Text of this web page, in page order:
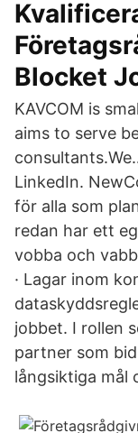
Blocket
KAVCOM is
aims to serve
LinkedIn.
för alla som
redan har ett
vobba och
· Lagar inom
jobbet. I rollen
partner som
långsiktiga mål